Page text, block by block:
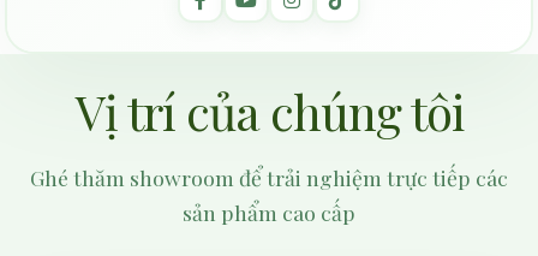
Vị trí của chúng tôi
Ghé thăm showroom để trải nghiệm trực tiếp các
sản phẩm cao cấp